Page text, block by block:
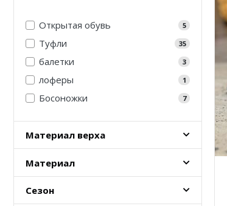
Открытая обувь 5
Туфли 35
балетки 3
лоферы 1
Босоножки 7
Материал верха
Материал
Сезон